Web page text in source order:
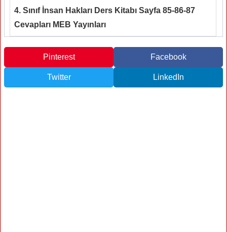
4. Sınıf İnsan Hakları Ders Kitabı Sayfa 85-86-87
Cevapları MEB Yayınları
Pinterest Facebook
Twitter LinkedIn